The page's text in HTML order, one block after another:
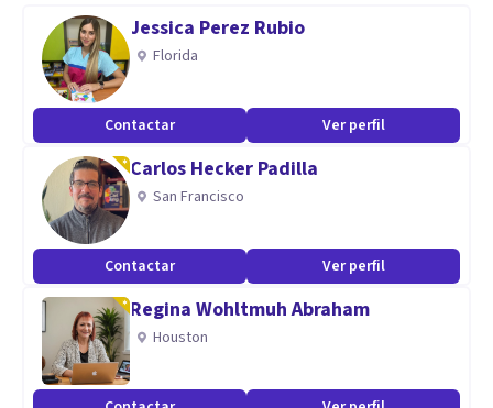
Jessica Perez Rubio
Florida
Contactar Ver perfil
Carlos Hecker Padilla
San Francisco
Contactar Ver perfil
Regina Wohltmuh Abraham
Houston